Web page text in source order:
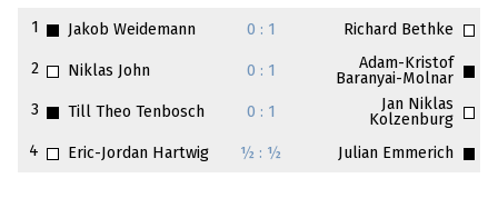
1 Jakob Weidemann 0 : 1 Richard Bethke
2 Niklas John 0 : 1
Adam-Kristof
Baranyai-Molnar
3
Till Theo Tenbosch 0 : 1
Jan Niklas
Kolzenburg
4
Eric-Jordan Hartwig ½ : ½ Julian Emmerich